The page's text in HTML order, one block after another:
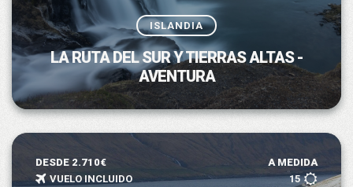
ISLANDIA
LA RUTA DEL SUR Y TIERRAS ALTAS -
AVENTURA
DESDE 2.710€
A MEDIDA
VUELO INCLUIDO
15